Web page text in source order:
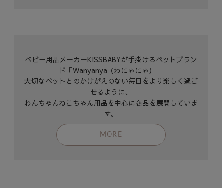
ベビー用品メーカーKISSBABYが手掛けるペットブラン
ド「Wanyanya（わにゃにゃ）」
大切なペットとのかけがえのない毎日をより楽しく過ご
せるように、
わんちゃんねこちゃん用品を中心に商品を展開していま
す。
MORE